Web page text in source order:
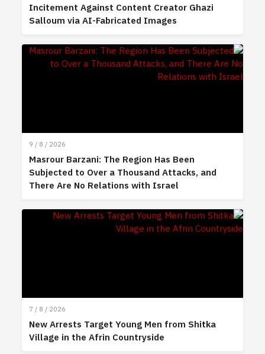
Incitement Against Content Creator Ghazi
Salloum via AI-Fabricated Images
9 / 8 / 2026
Masrour Barzani: The Region Has Been
Subjected to Over a Thousand Attacks, and
There Are No Relations with Israel
7 / 8 / 2026
New Arrests Target Young Men from Shitka
Village in the Afrin Countryside